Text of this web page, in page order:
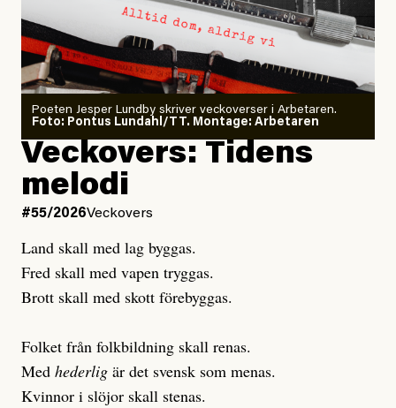
#54/2026Debatt
Sensationalism när ETC
granskar vänstern
Publicerad6 August, 2026
Uppdaterad7 August, 2026
minska
Joel Kellgren
Publicerad3 August, 2026
Uppdaterad3 August, 2026
Poeten Jesper Lundby skriver veckoverser i Arbetaren.
Foto: Pontus Lundahl/TT. Montage: Arbetaren
Veckovers: Tidens
melodi
#55/2026Veckovers
Land skall med lag byggas.
Fred skall med vapen tryggas.
Brott skall med skott förebyggas.
Folket från folkbildning skall renas.
Med hederlig är det svensk som menas.
Kvinnor i slöjor skall stenas.